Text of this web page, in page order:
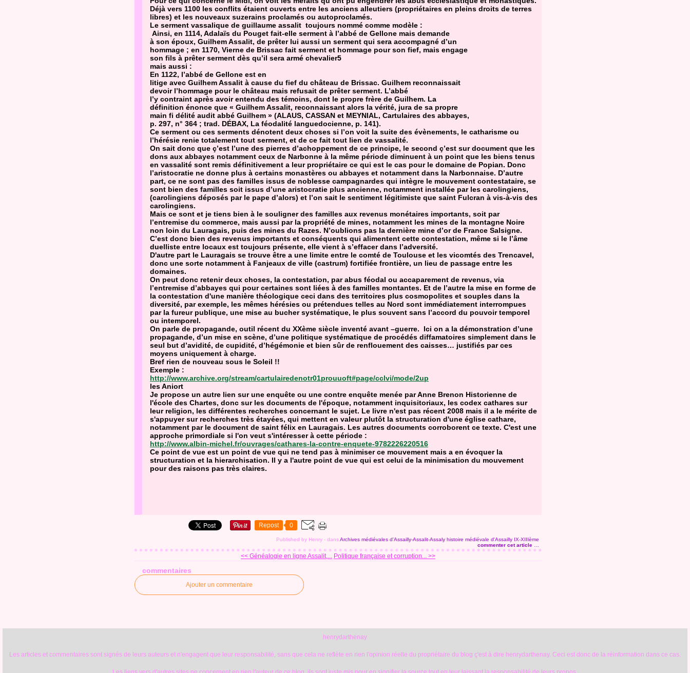
Déjà vers 1100 les conflits étaient ouverts entre les anciens alleutiers (propriétaires en pleins droits de terres
libres) et les nouveaux suzerains proclamés ou autoproclamés.
Le serment vassalique de guillaume assalit toujours nommé comme modèle :
Ainsi, en 1114, Adalaïs du Pouget fait-elle serment à l’abbé de Gellone mais demande
à son époux, Guilhem Assalit, de prêter lui aussi un serment qui sera accompagné d’un
hommage ; en 1170, Vierne de Brissac fait serment et hommage pour son fief, mais engage
son fils à prêter serment dès qu’il sera armé chevalier5
mais aussi :
En 1122, l’abbé de Gellone est en
litige avec Guilhem Assalit à cause du fief du château de Brissac. Guilhem reconnaissait
devoir l’hommage pour le château mais refusait de prêter serment. L’abbé
l’y contraint après avoir entendu des témoins, dont le propre frère de Guilhem. La
définition énonce que « Guilhem Assalit, reconnaissant alors la vérité, jura de sa propre
main fi délité audit abbé Guilhem » (ALAUS, CASSAN et MEYNIAL, Cartulaires des abbayes,
p. 297, n° 364 ; trad. DÉBAX, La féodalité languedocienne, p. 141).
Ce serment ou ces serments dénotent deux choses si l’on voit la suite des évènements, le catharisme ou
l’hérésie renie totalement tout serment, et de ce fait tout lien de vassalité.
On sait donc que ç’est l’une des pierres d’achoppement de ce principe, le second ç’est sur document que les
dons aux abbayes notamment ceux de Narbonne à la même période diminuent à un point que les biens tenus
en vassalité sont remis définitivement a leur propriétaire ce qui est le cas pour le domaine de Popian. Donc
l’aristocratie ne donne plus à certains monastères ou abbayes et notamment dans la Narbonnaise. D’autre
part, ce ne sont pas des familles issus de noblesse campagnardes qui intègre le mouvement contestataire, se
sont bien des familles soit issus d’une aristocratie plus ancienne, notamment installée par les carolingiens,
(carolingiens déposés par le pape d’alors) et l’on sait le sentiment légitimiste que saint Fulcran à vis-à-vis des
carolingiens.
Mais ce sont et je tiens bien à le souligner des familles aux revenus monétaires importants, soit par
l’entremise du commerce, mais aussi par la propriété de mines, notamment les mines de la montagne Noire
non loin du Lauragais, puis des mines du Razes. N’oublions pas la dernière mine d’or de France Salsigne.
C’est donc bien des revenus importants et conséquents qui alimentent cette contestation, même si le l’âme
duelliste entre locaux est toujours présente, elle vient à s’effacer dans l’adversité.
D'autre part le Lauragais se trouve être a une limite entre le comté de Toulouse et les vicomtés des Trencavel,
donc une sorte notamment à Fanjeaux de ville (castrum) fortifiée frontière, un lieu de passage entre les
domaines.
On peut donc retenir deux choses, la contestation, par abus féodal ou accaparement de revenus, via
l’entremise d’abbayes qui pour certaines sont liées à des familles montantes. Et de l’autre la mise en forme de
la contestation d'une manière théologique ceci dans des territoires plus cosmopolites et souples dans la
diversité, par exemple, les mêmes hérésies ou prétendues telles au Nord sont immédiatement interrompues
par la fureur publique, une mise au bucher systématique, le plus souvent sans l’accord du pouvoir temporel
ou intemporel.
On parle de propagande, outil récent du XXème siècle inventé avant –guerre. Ici on a la démonstration d’une
propagande, d’un mise en scène, d’une politique systématique de procédés diffamatoires simplement dans le
seul but d’avidité, de cupidité, d’hégémonie et bien sûr de renflouement des caisses… justifiés par ces
moyens uniquement à charge.
Bref rien de nouveau sous le Soleil !!
Exemple :
http://www.archive.org/stream/cartulairedenotr01prouuoft#page/cclvi/mode/2up
les Aniort
Je propose un autre lien sur une enquête ou une contre enquête menée par Anne Brenon Historienne de
l'école des Chartes, donc sur les documents de l'époque, notamment inquisitoriaux, les codex cathares sur
leur religion, les différentes recherches concernant le sujet. Le livre n'est pas récent 2008 mais il a le mérite de
s'appuyer sur recherches très étayées, qui mettent en valeur plutôt la structuration d'une église cathare,
notamment par le document de saint félix en Lauragais. Les autres documents corroborent ce texte. C'est une
approche primordiale si l'on veut s'intéresser à cette période :
http://www.albin-michel.fr/ouvrages/cathares-la-contre-enquete-9782226220516
Ce point de vue est un point de vue qui ne tend pas à minimiser ce mouvement mais a en évoquer la
structuration et la hierarchisation. Il y a l'autre point de vue qui est celui de la minimisation du mouvement
pour des raisons pas très claires.
Repost 0
Published by Henry - dansArchives médiévales d'Assailly-Assalit-Assaly histoire médiévale d'Assailly IX-XIIIème
commenter cet article
<< Généalogie en ligne Assalit,... Politique française et corruption... >>
commentaires
Ajouter un commentaire
henrydarthenay
Les articles et commentaires sont signés de leurs auteurs et n'engagent que leur responsabilité, sans que cela ne reflète en rien l'opinion réelle du propriétaire du blog ç'est à dire henrydarthenay. Ceci est donc de la réinformation dans ce cas.